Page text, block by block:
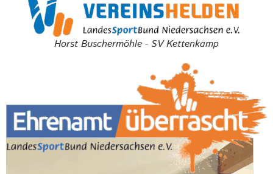
Horst Buschermöhle - SV Kettenkamp